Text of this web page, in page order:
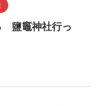
鹽竈神社行っ